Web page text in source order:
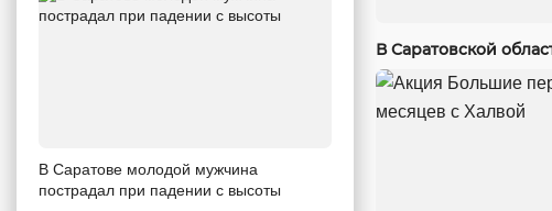
В Саратове молодой мужчина
пострадал при падении с высоты
В Саратовской